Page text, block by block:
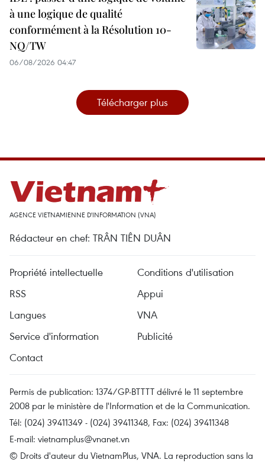
à une logique de qualité
conformément à la Résolution 10-
NQ/TW
06/08/2026 04:47
Télécharger plus
AGENCE VIETNAMIENNE D'INFORMATION (VNA)
Rédacteur en chef: TRÂN TIÊN DUÂN
Propriété intellectuelle
Conditions d'utilisation
RSS
Appui
Langues
VNA
Service d'information
Publicité
Contact
Permis de publication: 1374/GP-BTTTT délivré le 11 septembre
2008 par le ministère de l'Information et de la Communication.
Tél: (024) 39411349 - (024) 39411348, Fax: (024) 39411348
E-mail: vietnamplus@vnanet.vn
© Droits d'auteur du VietnamPlus, VNA. La reproduction sans la